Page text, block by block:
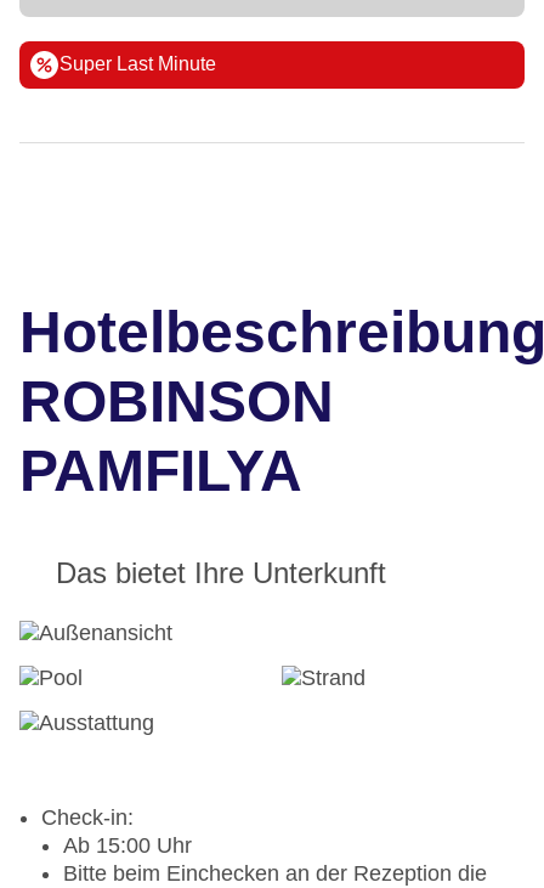
Super Last Minute
ROBINSON
PAMFILYA
Das bietet Ihre Unterkunft
Check-in:
Ab 15:00 Uhr
Bitte beim Einchecken an der Rezeption die